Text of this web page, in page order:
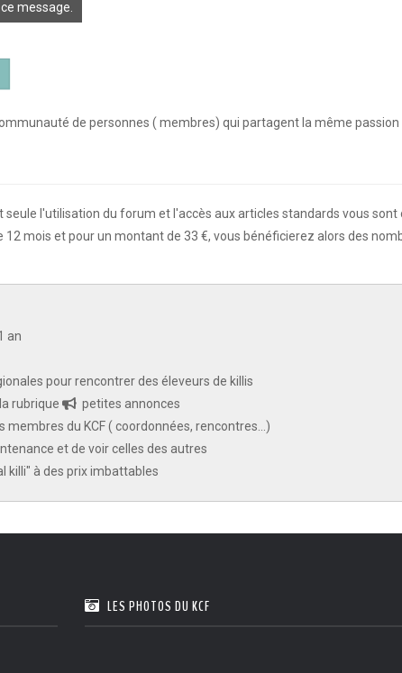
du KCF
de l'APK 2026
FINLANDE :
KCF Ile de France de SeptembreEn savoir +
de SectionEn savoir +
message.
de personnes ( membres) qui partagent la même
seule l'utilisation du forum et l'accès aux articles standards vous
12 mois et pour un montant de 33 €, vous bénéficierez alors des
an
pour rencontrer des éleveurs de killis
rubrique
petites annonces
du KCF ( coordonnées, rencontres...)
et de voir celles des autres
killi" à des prix imbattables
LES PHOTOS DU KCF